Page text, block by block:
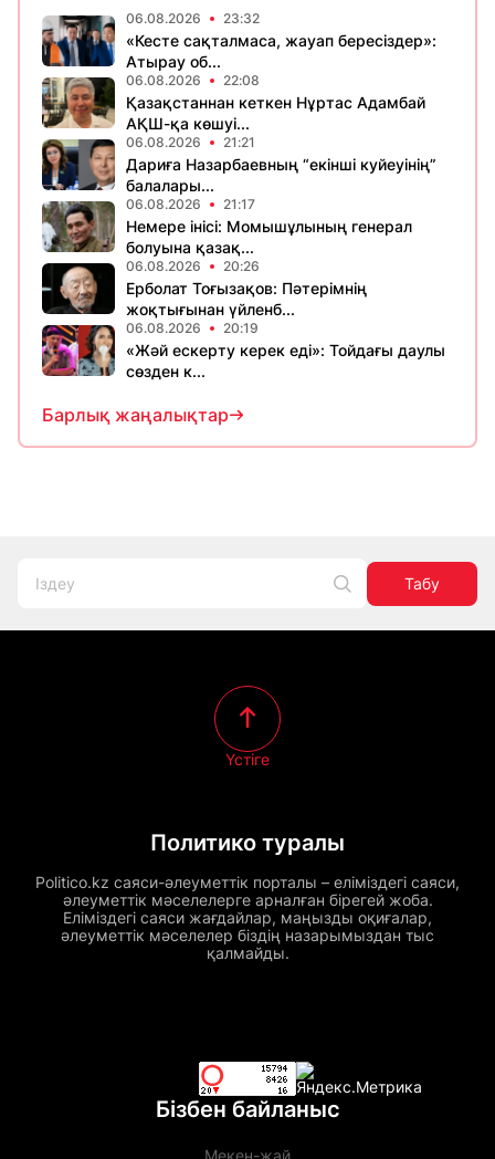
06.08.2026 23:32
«Кесте сақталмаса, жауап бересіздер»:
Атырау об...
06.08.2026 22:08
Қазақстаннан кеткен Нұртас Адамбай
АҚШ-қа көшуі...
06.08.2026 21:21
Дариға Назарбаевның “екінші куйеуінің”
балалары...
06.08.2026 21:17
Немере інісі: Момышұлының генерал
болуына қазақ...
06.08.2026 20:26
Ерболат Тоғызақов: Пәтерімнің
жоқтығынан үйленб...
06.08.2026 20:19
«Жәй ескерту керек еді»: Тойдағы даулы
сөзден к...
Барлық жаңалықтар
Табу
Политико туралы
Politico.kz саяси-әлеуметтік порталы – еліміздегі саяси,
әлеуметтік мәселелерге арналған бірегей жоба.
Еліміздегі саяси жағдайлар, маңызды оқиғалар,
әлеуметтік мәселелер біздің назарымыздан тыс
қалмайды.
Үстіге
Бізбен байланыс
Мекен-жай